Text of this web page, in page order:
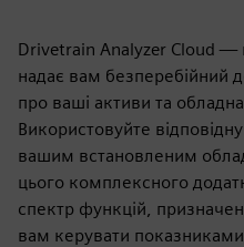
Drivetrain Analyzer Cloud —
надає вам безперебійний
про ваші активи та
Використовуйте
вашим встановленим
цього комплексного
спектр функцій,
вам керувати показниками